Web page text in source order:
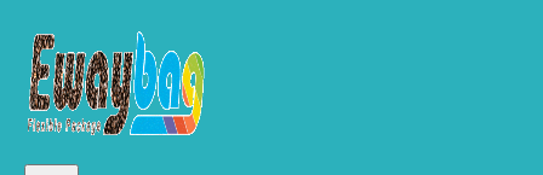
llamarlo 10 centavos.
Dime es un término para un centavo de
marihuana, también conocido como